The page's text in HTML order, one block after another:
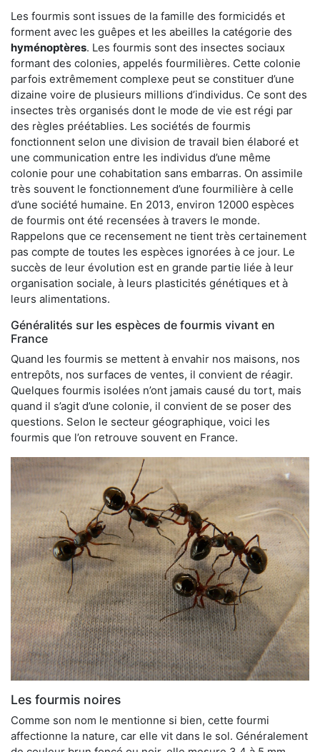
Les fourmis sont issues de la famille des formicidés et
forment avec les guêpes et les abeilles la catégorie des
hyménoptères. Les fourmis sont des insectes sociaux
formant des colonies, appelés fourmilières. Cette colonie
parfois extrêmement complexe peut se constituer d’une
dizaine voire de plusieurs millions d’individus. Ce sont des
insectes très organisés dont le mode de vie est régi par
des règles préétablies. Les sociétés de fourmis
fonctionnent selon une division de travail bien élaboré et
une communication entre les individus d’une même
colonie pour une cohabitation sans embarras. On assimile
très souvent le fonctionnement d’une fourmilière à celle
d’une société humaine. En 2013, environ 12000 espèces
de fourmis ont été recensées à travers le monde.
Rappelons que ce recensement ne tient très certainement
pas compte de toutes les espèces ignorées à ce jour. Le
succès de leur évolution est en grande partie liée à leur
organisation sociale, à leurs plasticités génétiques et à
leurs alimentations.
Généralités sur les espèces de fourmis vivant en
France
Quand les fourmis se mettent à envahir nos maisons, nos
entrepôts, nos surfaces de ventes, il convient de réagir.
Quelques fourmis isolées n’ont jamais causé du tort, mais
quand il s’agit d’une colonie, il convient de se poser des
questions. Selon le secteur géographique, voici les
fourmis que l’on retrouve souvent en France.
Les fourmis noires
Comme son nom le mentionne si bien, cette fourmi
affectionne la nature, car elle vit dans le sol. Généralement